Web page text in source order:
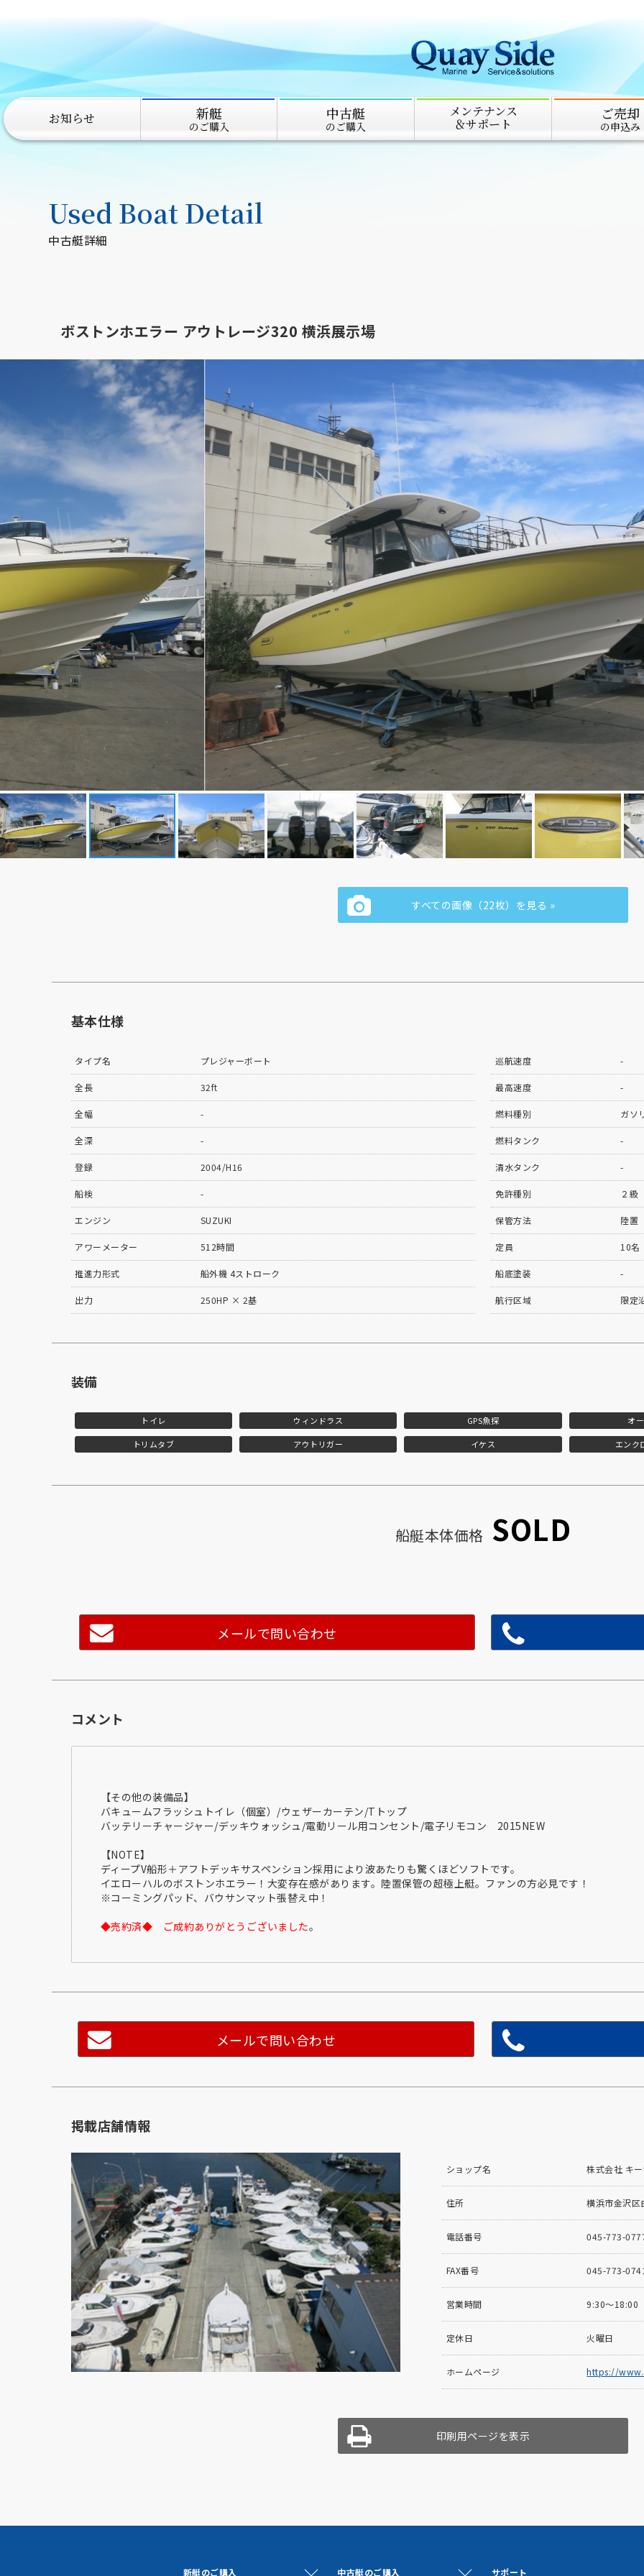
お知らせ 新艇
のご購入
中古艇
のご購入
メンテナンス
＆サポート
ご売却
の申込み
中古艇詳細
Used Boat Detail
ボストンホエラー アウトレージ320 横浜展示場
すべての画像（22枚）を見る »
基本仕様
タイプ名 プレジャーボート
全長 32ft
全幅 -
全深 -
登録 2004/H16
船検 -
エンジン SUZUKI
アワーメーター 512時間
推進力形式 船外機 4ストローク
出力 250HP × 2基
巡航速度 -
最高速度 -
燃料種別 ガソ
燃料タンク -
清水タンク -
免許種別 ２級
保管方法 陸置
定員 10名
船底塗装 -
航行区域 限定
装備
トイレ ウィンドラス GPS魚探 オ
トリムタブ アウトリガー イケス エンク
船艇本体価格 SOLD
メールで問い合わせ
コメント
【その他の装備品】
バキュームフラッシュトイレ（個室）/ウェザーカーテン/Tトップ
バッテリーチャージャー/デッキウォッシュ/電動リール用コンセント/電子リモコン 2015NEW
【NOTE】
ディープV船形＋アフトデッキサスペンション採用により波あたりも驚くほどソフトです。
イエローハルのボストンホエラー！大変存在感があります。陸置保管の超極上艇。ファンの方必見です！
※コーミングパッド、バウサンマット張替え中！
◆売約済◆ ご成約ありがとうございました。
メールで問い合わせ
掲載店舗情報
ショップ名 株式会社 キ
住所 横浜市金沢区
電話番号 045-773-
FAX番号 045-773-
営業時間 9:30～18:00
定休日 火曜日
ホームページ https://
印刷用ページを表示
新艇のご購入 中古艇のご購入 サポート